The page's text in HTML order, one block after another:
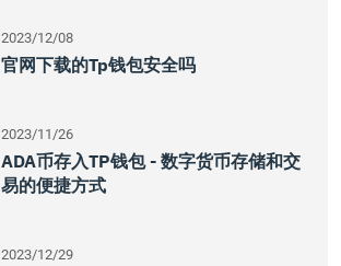
2023/12/08
官网下载的tp钱包安全吗
2023/11/26
ADA币存入TP钱包 - 数字货币存储和交
易的便捷方式
2023/12/29